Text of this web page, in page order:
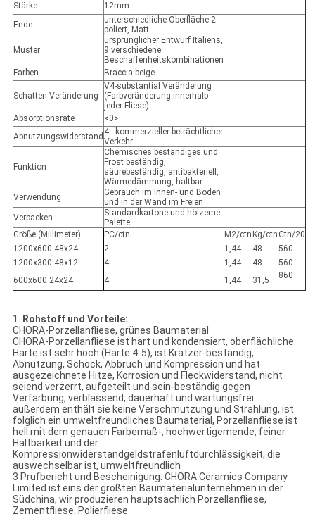
Stärke
12mm
Ende
unterschiedliche Oberfläche 2:
poliert, Matt
Muster
ursprünglicher Entwurf Italiens,
9 verschiedene
Beschaffenheitskombinationen
Farben
Braccia beige
Schatten-Veränderung
V4-substantial Veränderung
(Farbveränderung innerhalb
jeder Fliese)
Absorptionsrate
<0>
Abnutzungswiderstand 4 - kommerzieller beträchtlicher
Verkehr
Funktion
Chemisches beständiges und
Frost beständig,
säurebeständig, antibakteriell,
Wärmedämmung, haltbar
Verwendung
Gebrauch im Innen- und Boden
und in der Wand im Freien
Verpacken
Standardkartone und hölzerne
Palette
Größe (Millimeter)
PC/ctn M2/ctn Kg/ctn Ctn/20
1200x600 48x24
2 1,44 48
560
1200x300 48x12
4 1,44 48
560
600x600 24x24
4 1,44 31,5 860
1. Rohstoff und Vorteile:
CHORA-Porzellanfliese, grünes Baumaterial
CHORA-Porzellanfliese ist hart und kondensiert, oberflächliche
Härte ist sehr hoch (Härte 4-5), ist Kratzer-beständig,
Abnutzung, Schock, Abbruch und Kompression und hat
ausgezeichnete Hitze, Korrosion und Fleckwiderstand, nicht
seiend verzerrt, aufgeteilt und sein-beständig gegen
Verfärbung, verblassend, dauerhaft und wartungsfrei
außerdem enthält sie keine Verschmutzung und Strahlung, ist
folglich ein umweltfreundliches Baumaterial, Porzellanfliese ist
hell mit dem genauen Farbemaß-, hochwertigemende, feiner
Haltbarkeit und der
Kompressionwiderstandgeldstrafenluftdurchlässigkeit, die
auswechselbar ist, umweltfreundlich
3 Prüfbericht und Bescheinigung: CHORA Ceramics Company
Limited ist eins der größten Baumaterialunternehmen in der
Südchina, wir produzieren hauptsächlich Porzellanfliese,
Zementfliese, Polierfliese